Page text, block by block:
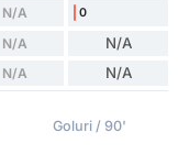
N/A 0
N/A N/A
N/A N/A
Goluri / 90'